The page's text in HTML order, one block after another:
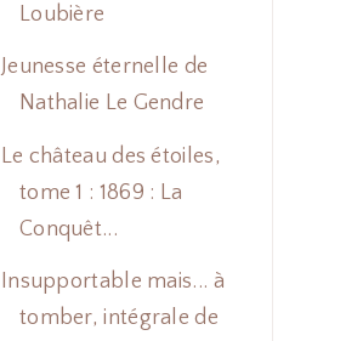
Loubière
Jeunesse éternelle de
Nathalie Le Gendre
Le château des étoiles,
tome 1 : 1869 : La
Conquêt...
Insupportable mais... à
tomber, intégrale de